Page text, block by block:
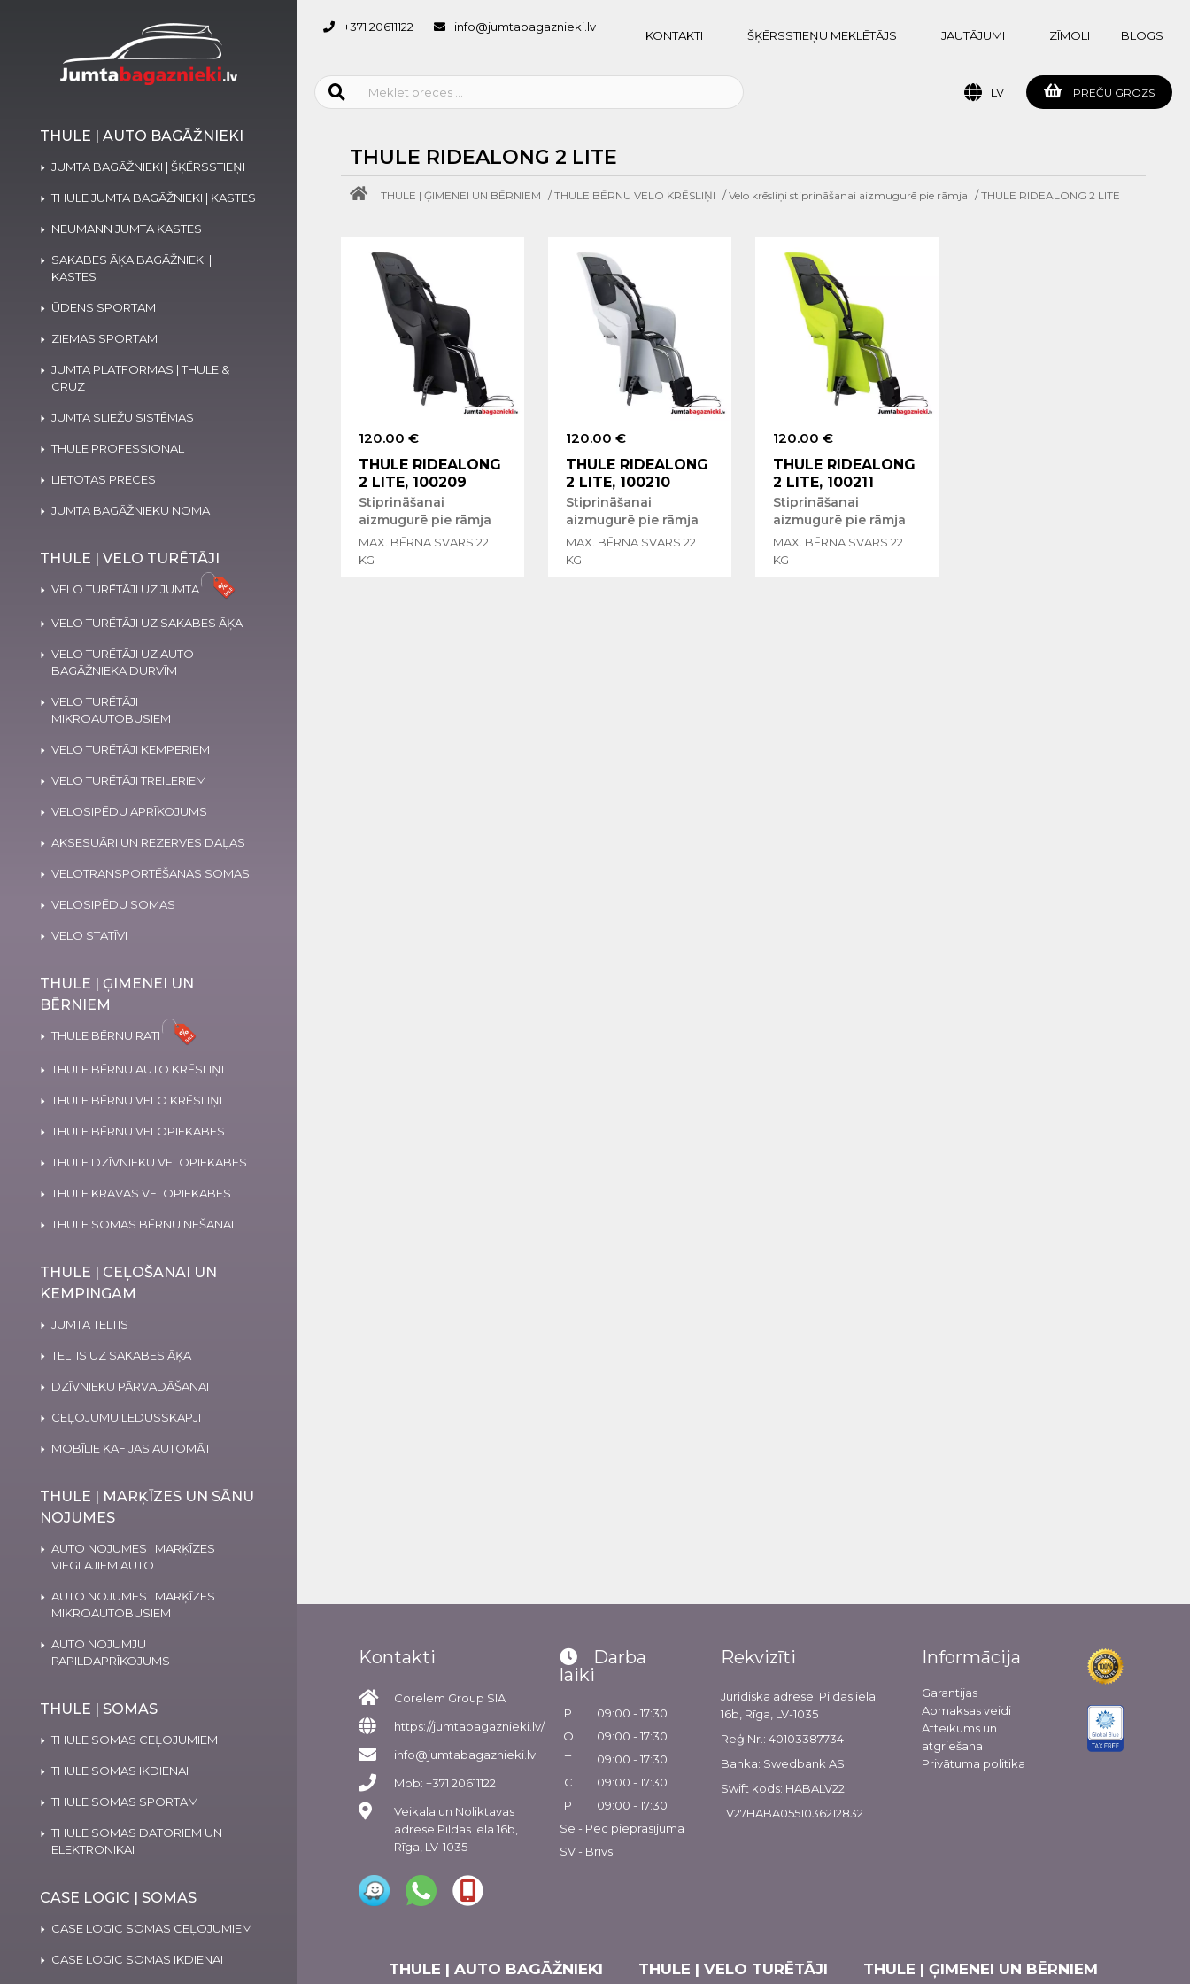
THULE | AUTO BAGĀŽNIEKI
JUMTA BAGĀŽNIEKI | ŠĶĒRSSTIEŅI
THULE JUMTA BAGĀŽNIEKI | KASTES
NEUMANN JUMTA KASTES
SAKABES ĀĶA BAGĀŽNIEKI |
KASTES
ŪDENS SPORTAM
ZIEMAS SPORTAM
JUMTA PLATFORMAS | THULE &
CRUZ
JUMTA SLIEŽU SISTĒMAS
THULE PROFESSIONAL
LIETOTAS PRECES
JUMTA BAGĀŽNIEKU NOMA
THULE | VELO TURĒTĀJI
VELO TURĒTĀJI UZ JUMTA
VELO TURĒTĀJI UZ SAKABES ĀĶA
VELO TURĒTĀJI UZ AUTO
BAGĀŽNIEKA DURVĪM
VELO TURĒTĀJI
MIKROAUTOBUSIEM
VELO TURĒTĀJI KEMPERIEM
VELO TURĒTĀJI TREILERIEM
VELOSIPĒDU APRĪKOJUMS
AKSESUĀRI UN REZERVES DAĻAS
VELOTRANSPORTĒŠANAS SOMAS
VELOSIPĒDU SOMAS
VELO STATĪVI
THULE | ĢIMENEI UN
BĒRNIEM
THULE BĒRNU RATI
THULE BĒRNU AUTO KRĒSLIŅI
THULE BĒRNU VELO KRĒSLIŅI
THULE BĒRNU VELOPIEKABES
THULE DZĪVNIEKU VELOPIEKABES
THULE KRAVAS VELOPIEKABES
THULE SOMAS BĒRNU NEŠANAI
THULE | CEĻOŠANAI UN
KEMPINGAM
JUMTA TELTIS
TELTIS UZ SAKABES ĀĶA
DZĪVNIEKU PĀRVADĀŠANAI
CEĻOJUMU LEDUSSKAPJI
MOBĪLIE KAFIJAS AUTOMĀTI
THULE | MARĶĪZES UN SĀNU
NOJUMES
AUTO NOJUMES | MARĶĪZES
VIEGLAJIEM AUTO
AUTO NOJUMES | MARĶĪZES
MIKROAUTOBUSIEM
AUTO NOJUMJU
PAPILDAPRĪKOJUMS
THULE | SOMAS
THULE SOMAS CEĻOJUMIEM
THULE SOMAS IKDIENAI
THULE SOMAS SPORTAM
THULE SOMAS DATORIEM UN
ELEKTRONIKAI
CASE LOGIC | SOMAS
CASE LOGIC SOMAS CEĻOJUMIEM
CASE LOGIC SOMAS IKDIENAI
+371 20611122 info@jumtabagaznieki.lv
KONTAKTI ŠĶĒRSSTIEŅU MEKLĒTĀJS JAUTĀJUMI ZĪMOLI BLOGS
PREČU GROZS
LV
THULE RIDEALONG 2 LITE
THULE | ĢIMENEI UN BĒRNIEM /THULE BĒRNU VELO KRĒSLIŅI /Velo krēsliņi stiprināšanai aizmugurē pie rāmja /THULE RIDEALONG 2 LITE
120.00 €
THULE RIDEALONG
2 LITE, 100209
Stiprināšanai
aizmugurē pie rāmja
MAX. BĒRNA SVARS 22
KG
120.00 €
THULE RIDEALONG
2 LITE, 100210
Stiprināšanai
aizmugurē pie rāmja
MAX. BĒRNA SVARS 22
KG
120.00 €
THULE RIDEALONG
2 LITE, 100211
Stiprināšanai
aizmugurē pie rāmja
MAX. BĒRNA SVARS 22
KG
Kontakti
Corelem Group SIA
https://jumtabagaznieki.lv/
info@jumtabagaznieki.lv
Mob: +371 20611122
Veikala un Noliktavas
adrese Pildas iela 16b,
Rīga, LV-1035
Darba
laiki
P
09:00 - 17:30
O
09:00 - 17:30
T
09:00 - 17:30
C
09:00 - 17:30
P
09:00 - 17:30
Se - Pēc pieprasījuma
SV - Brīvs
Rekvizīti
Juridiskā adrese: Pildas iela
16b, Rīga, LV-1035
Reģ.Nr.: 40103387734
Banka: Swedbank AS
Swift kods: HABALV22
LV27HABA0551036212832
Informācija
Garantijas
Apmaksas veidi
Atteikums un
atgriešana
Privātuma politika
THULE | AUTO BAGĀŽNIEKI THULE | VELO TURĒTĀJI THULE | ĢIMENEI UN BĒRNIEM